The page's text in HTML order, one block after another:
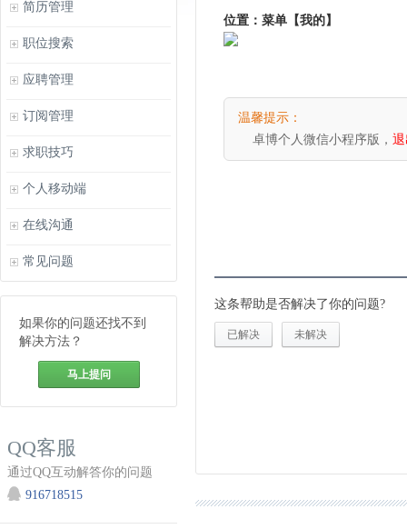
简历管理
职位搜索
应聘管理
订阅管理
求职技巧
个人移动端
在线沟通
常见问题
如果你的问题还找不到
解决方法？
马上提问
QQ客服
通过QQ互动解答你的问题
916718515
位置：菜单【我的】
温馨提示：
卓博个人微信小程序版，
这条帮助是否解决了你的问题?
已解决 未解决